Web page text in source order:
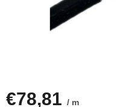
€78,81 / m